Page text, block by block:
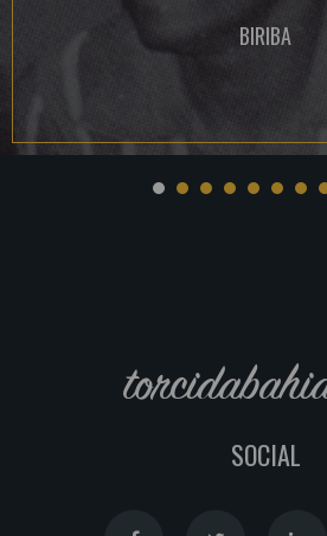
BIRIBA
SOCIAL